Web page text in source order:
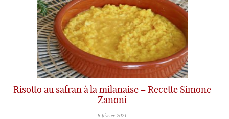
Risotto au safran à la milanaise – Recette Simone
Zanoni
8 février 2021